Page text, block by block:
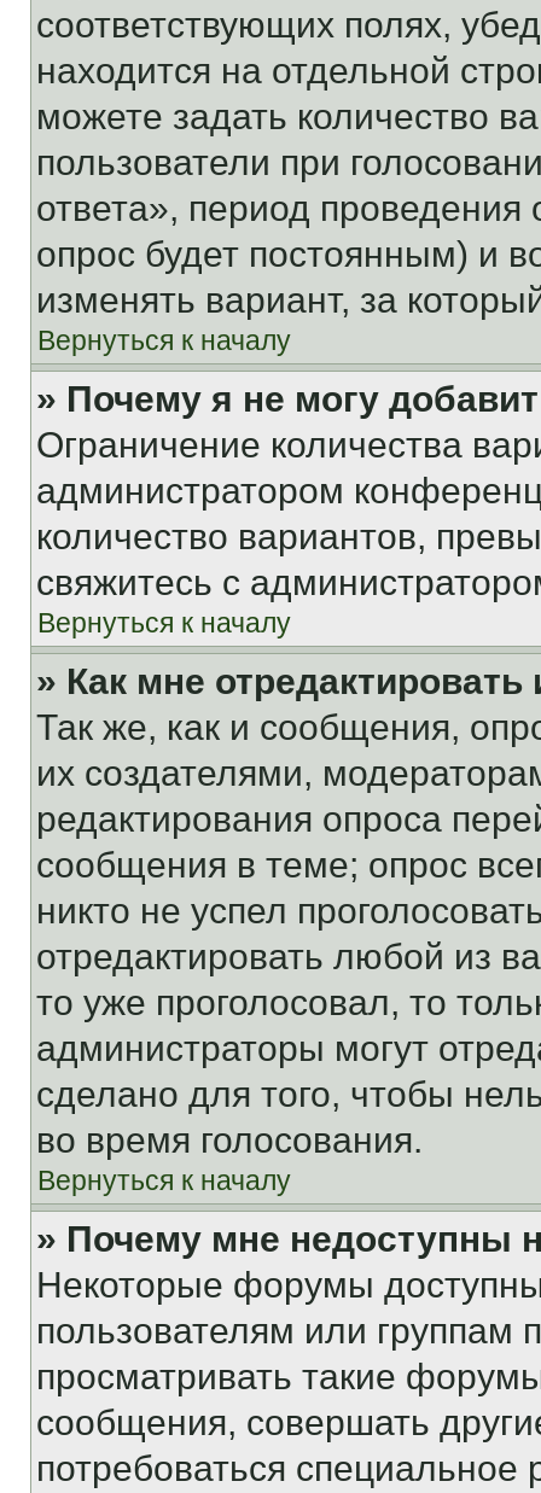
соответствующих полях,
находится на отдельной
можете задать количество
пользователи при
ответа», период проведения
опрос будет постоянным) и
изменять вариант, за
Вернуться к началу
» Почему я не могу
Ограничение количества
администратором
количество вариантов,
свяжитесь с
Вернуться к началу
» Как мне
Так же, как и сообщения,
их создателями,
редактирования опроса
сообщения в теме; опрос
никто не успел
отредактировать любой из
то уже проголосовал, то
администраторы могут
сделано для того, чтобы
во время голосования.
Вернуться к началу
» Почему мне недоступны
Некоторые форумы
пользователям или группам
просматривать такие
сообщения, совершать
потребоваться